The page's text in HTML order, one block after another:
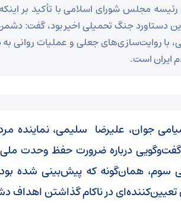
مجلس شورای اسلامی با تأکید بر
دستاورد جنگ تحمیلی اخیر بود، گفت:
با روایت‌سازی‌های جعلی و عملیات روانی به
ایران است.
جوان، علیرضا سلیمی، نماینده
گفت‌وگویی درباره ضرورت حفظ وحدت
همان‌گونه که پیش‌بینی شده
در ناکام گذاشتن اهداف